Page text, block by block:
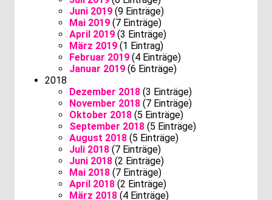
Juni 2019 (9 Einträge)
Mai 2019 (7 Einträge)
April 2019 (3 Einträge)
März 2019 (1 Eintrag)
Februar 2019 (4 Einträge)
Januar 2019 (6 Einträge)
2018
Dezember 2018 (3 Einträge)
November 2018 (7 Einträge)
Oktober 2018 (5 Einträge)
September 2018 (5 Einträge)
August 2018 (5 Einträge)
Juli 2018 (7 Einträge)
Juni 2018 (2 Einträge)
Mai 2018 (7 Einträge)
April 2018 (2 Einträge)
März 2018 (4 Einträge)